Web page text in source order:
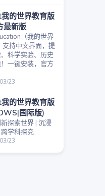
的世界教育版
最新版
（我的世界
支持中文界面，提
科学实验、历史
一键安装，官方
23
的世界教育版
国际版)
探索世界 | 沉浸
学科探究
23